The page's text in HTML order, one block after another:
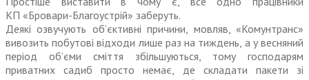
КП «Бровари-Благоустрій» заберуть.
Деякі озвучують об’єктивні причини, мовляв, «Комунтранс»
вивозить побутові відходи лише раз на тиждень, а у весняний
період об’єми сміття збільшуються, тому господарям
приватних садиб просто немає, де складати пакети зі